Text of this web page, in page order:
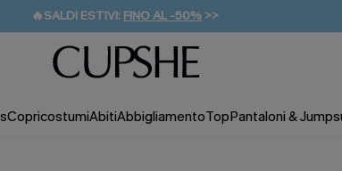
🔥SALDI ESTIVI: FINO AL -50% >>
🚚SPEDIZIONE GRATUITA DA 49€
💌REGALO PER I NUOVI: 20% DI SCONTO*
CopricostumiAbitiAbbigliamentoTopPantaloni &